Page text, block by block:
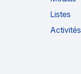
Listes
Activités